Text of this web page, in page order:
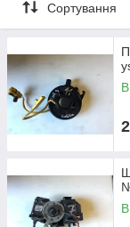
Сортування